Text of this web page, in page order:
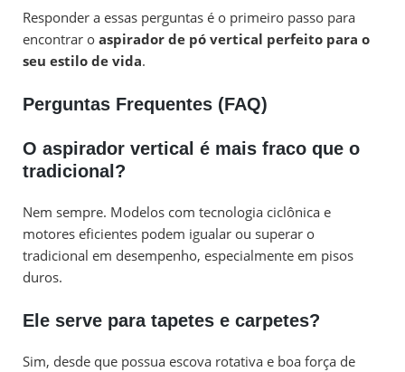
Responder a essas perguntas é o primeiro passo para
encontrar o aspirador de pó vertical perfeito para o
seu estilo de vida.
Perguntas Frequentes (FAQ)
O aspirador vertical é mais fraco que o
tradicional?
Nem sempre. Modelos com tecnologia ciclônica e
motores eficientes podem igualar ou superar o
tradicional em desempenho, especialmente em pisos
duros.
Ele serve para tapetes e carpetes?
Sim, desde que possua escova rotativa e boa força de